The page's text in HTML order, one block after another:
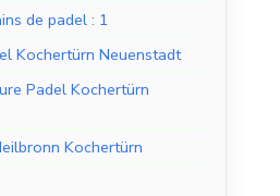
de padel : 1
Kochertürn Neuenstadt
Padel Kochertürn
Kochertürn